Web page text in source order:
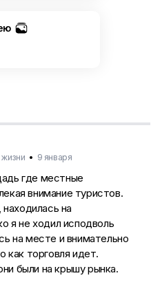
• 9 января
где местные
внимание туристов.
на
я не ходил исподволь
на месте и внимательно
как торговля идет.
были на крышу рынка.